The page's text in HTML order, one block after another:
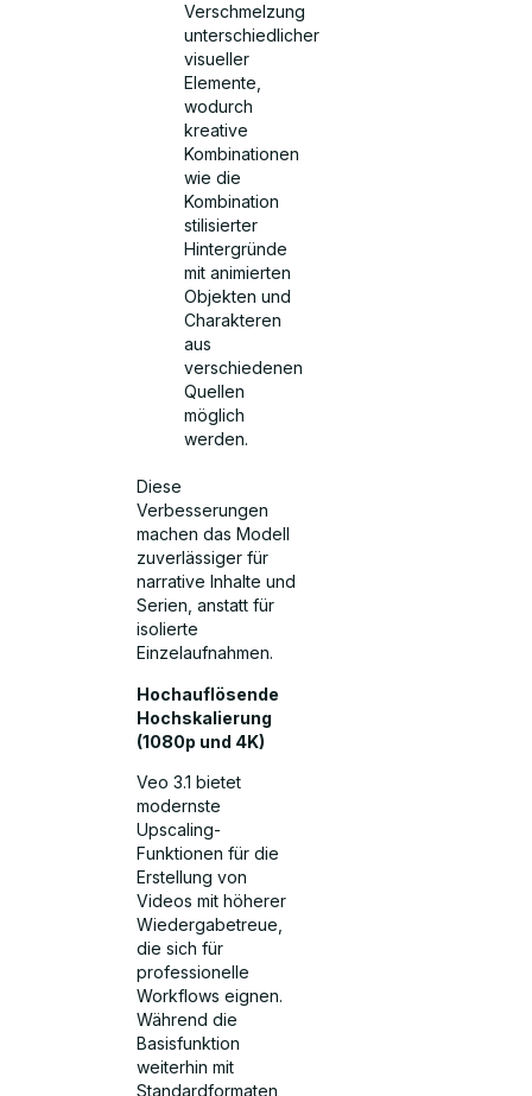
Verschmelzung
unterschiedlicher
visueller
Elemente,
wodurch
kreative
Kombinationen
wie die
Kombination
stilisierter
Hintergründe
mit animierten
Objekten und
Charakteren
aus
verschiedenen
Quellen
möglich
werden.
Diese
Verbesserungen
machen das Modell
zuverlässiger für
narrative Inhalte und
Serien, anstatt für
isolierte
Einzelaufnahmen.
Hochauflösende
Hochskalierung
(1080p und 4K)
Veo 3.1 bietet
modernste
Upscaling-
Funktionen für die
Erstellung von
Videos mit höherer
Wiedergabetreue,
die sich für
professionelle
Workflows eignen.
Während die
Basisfunktion
weiterhin mit
Standardformaten